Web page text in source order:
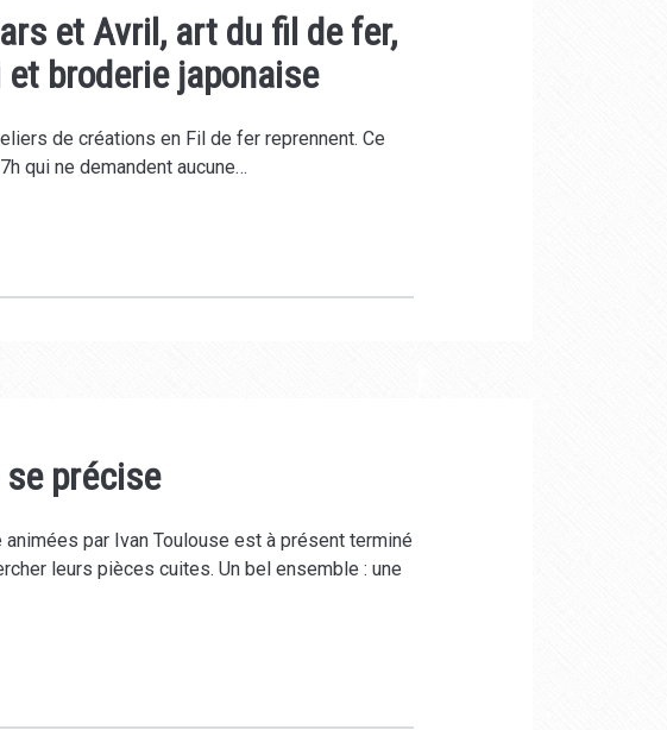
et Avril, art du fil de fer,
broderie japonaise
de créations en Fil de fer reprennent. Ce
qui ne demandent aucune…
précise
par Ivan Toulouse est à présent terminé
leurs pièces cuites. Un bel ensemble : une